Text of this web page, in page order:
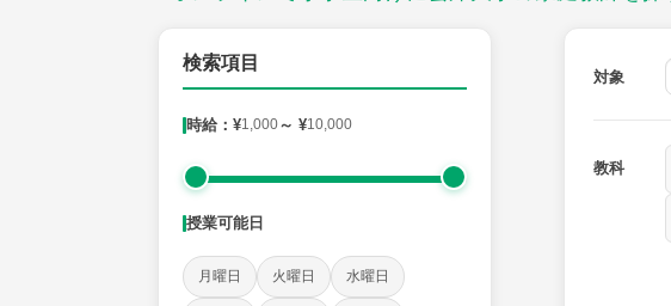
検索項目
時給：¥1,000～ ¥10,000
授業可能日
月曜日 火曜日 水曜日
対象
教科
社会 保健
時給：¥1,000 ～ ¥10,000